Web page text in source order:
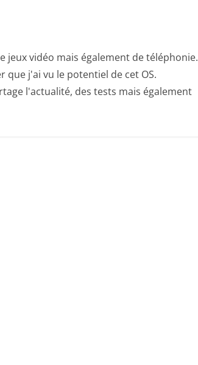
jeux vidéo mais également de téléphonie.
que j'ai vu le potentiel de cet OS.
l'actualité, des tests mais également